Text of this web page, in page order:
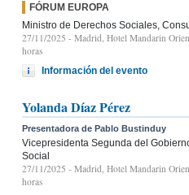
FÓRUM EUROPA
Ministro de Derechos Sociales,
27/11/2025 - Madrid, Hotel Mandarin
horas
Información del evento
Yolanda Díaz Pérez
Presentadora de Pablo Bustinduy
Vicepresidenta Segunda del
Social
27/11/2025 - Madrid, Hotel Mandarin
horas